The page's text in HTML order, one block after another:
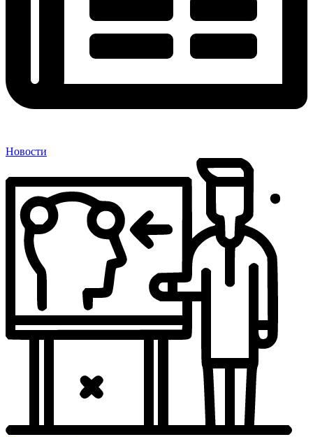
Новости